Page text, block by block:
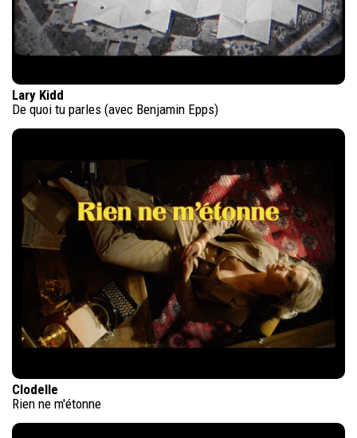
Lary Kidd
De quoi tu parles (avec Benjamin Epps)
Clodelle
Rien ne m'étonne